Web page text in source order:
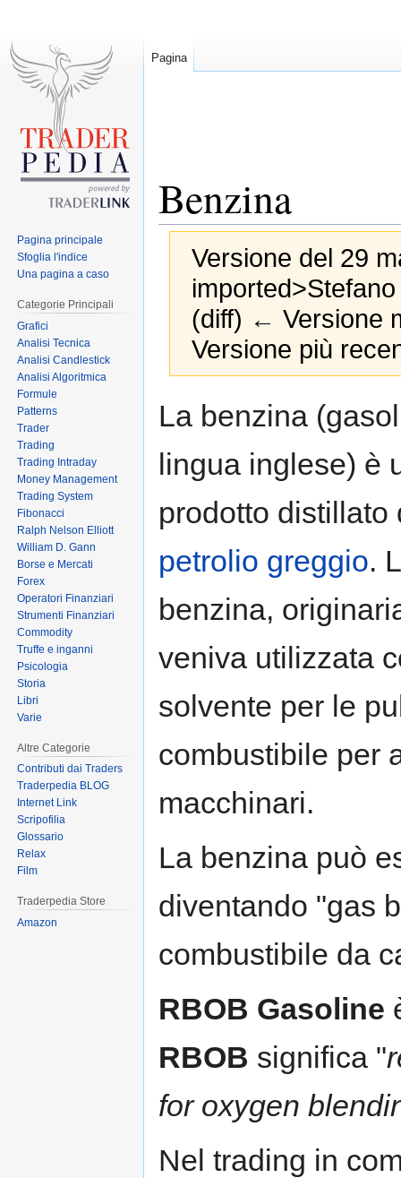
Benzina
Versione del 29
(diff) ← Versione
Versione più
La benzina
lingua inglese) è
prodotto distillato
petrolio greggio.
benzina,
veniva utilizzata
solvente per le
combustibile per
macchinari.
La benzina può
diventando "gas
combustibile da
RBOB Gasoline
RBOB significa "
for oxygen
Nel trading in
Pagina
Pagina principale
Sfoglia l'indice
Una pagina a caso
Categorie Principali
Grafici
Analisi Tecnica
Analisi Candlestick
Analisi Algoritmica
Formule
Patterns
Trader
Trading
Trading Intraday
Money Management
Trading System
Fibonacci
Ralph Nelson Elliott
William D. Gann
Borse e Mercati
Forex
Operatori Finanziari
Strumenti Finanziari
Commodity
Truffe e inganni
Psicologia
Storia
Libri
Varie
Altre Categorie
Contributi dai Traders
Traderpedia BLOG
Internet Link
Scripofilia
Glossario
Relax
Film
Traderpedia Store
Amazon